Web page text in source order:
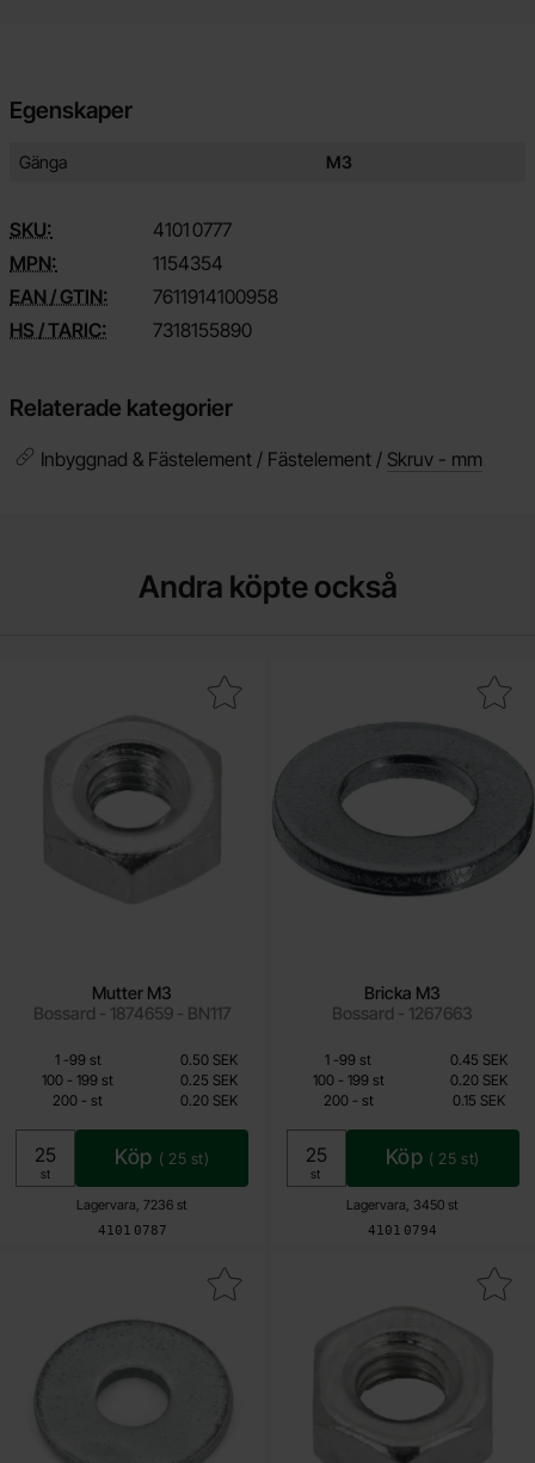
Egenskaper
Egenskaper/attribut för denna produkt
Attribut
Gänga M3
SKU: 4101 0777
MPN:
1154354
EAN / GTIN:
7611914100958
HS / TARIC:
7318155890
Relaterade kategorier
Inbyggnad & Fästelement / Fästelement / Skruv - mm
Andra köpte också
Mutter M3
Bossard - 1874659 - BN117
Art. nr
4101 0787
Lagervara, 7236 st
0.20 SEK
Inklusive 25% moms
Enhet:
st
Köp ( 25 st)
Makera mutter M3 som favorit
Mängdrabatt
Pris /st
1 -till
99 st
0.50 SEK
100 - till
199 st
0.25 SEK
200 - till
st 0.20 SEK
Bricka M3
Bossard - 1267663
Art. nr
4101 0794
Lagervara, 3450 st
0.15 SEK
Inklusive 25% moms
Enhet:
st
Köp ( 25 st)
Makera bricka M3
Mängdrabatt
Pris /st
1 -till
99 st
0.45 SEK
100 -till199 st
0.20 SEK
200 -tillst 0.15 SEK
Makera nitbricka M3 som favorit Makera mutter M4